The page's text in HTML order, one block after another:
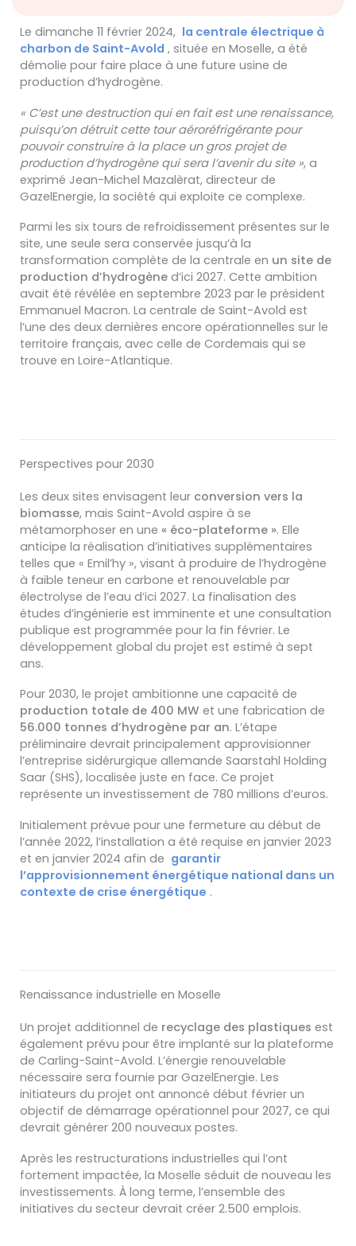
Le dimanche 11 février 2024, la centrale électrique à
charbon de Saint-Avold , située en Moselle, a été
démolie pour faire place à une future usine de
production d’hydrogène.
« C’est une destruction qui en fait est une renaissance,
puisqu’on détruit cette tour aéroréfrigérante pour
pouvoir construire à la place un gros projet de
production d’hydrogène qui sera l’avenir du site », a
exprimé Jean-Michel Mazalèrat, directeur de
GazelEnergie, la société qui exploite ce complexe.
Parmi les six tours de refroidissement présentes sur le
site, une seule sera conservée jusqu’à la
transformation complète de la centrale en un site de
production d’hydrogène d’ici 2027. Cette ambition
avait été révélée en septembre 2023 par le président
Emmanuel Macron. La centrale de Saint-Avold est
l’une des deux dernières encore opérationnelles sur le
territoire français, avec celle de Cordemais qui se
trouve en Loire-Atlantique.
Perspectives pour 2030
Les deux sites envisagent leur conversion vers la
biomasse, mais Saint-Avold aspire à se
métamorphoser en une « éco-plateforme ». Elle
anticipe la réalisation d’initiatives supplémentaires
telles que « Emil’hy », visant à produire de l’hydrogène
à faible teneur en carbone et renouvelable par
électrolyse de l’eau d’ici 2027. La finalisation des
études d’ingénierie est imminente et une consultation
publique est programmée pour la fin février. Le
développement global du projet est estimé à sept
ans.
Pour 2030, le projet ambitionne une capacité de
production totale de 400 MW et une fabrication de
56.000 tonnes d’hydrogène par an. L’étape
préliminaire devrait principalement approvisionner
l’entreprise sidérurgique allemande Saarstahl Holding
Saar (SHS), localisée juste en face. Ce projet
représente un investissement de 780 millions d’euros.
Initialement prévue pour une fermeture au début de
l’année 2022, l’installation a été requise en janvier 2023
et en janvier 2024 afin de garantir
l’approvisionnement énergétique national dans un
contexte de crise énergétique .
Renaissance industrielle en Moselle
Un projet additionnel de recyclage des plastiques est
également prévu pour être implanté sur la plateforme
de Carling-Saint-Avold. L’énergie renouvelable
nécessaire sera fournie par GazelEnergie. Les
initiateurs du projet ont annoncé début février un
objectif de démarrage opérationnel pour 2027, ce qui
devrait générer 200 nouveaux postes.
Après les restructurations industrielles qui l’ont
fortement impactée, la Moselle séduit de nouveau les
investissements. À long terme, l’ensemble des
initiatives du secteur devrait créer 2.500 emplois.